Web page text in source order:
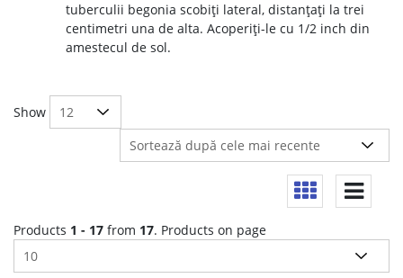
tuberculii begonia scobiți lateral, distanțați la trei
centimetri una de alta. Acoperiți-le cu 1/2 inch din
amestecul de sol.
Show
Products 1 - 17 from 17. Products on page